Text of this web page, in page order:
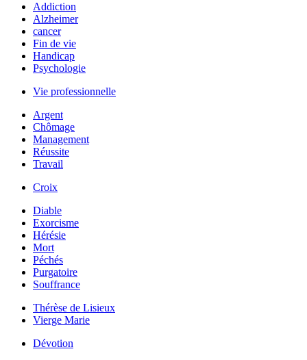
Addiction
Alzheimer
cancer
Fin de vie
Handicap
Psychologie
Vie professionnelle
Argent
Chômage
Management
Réussite
Travail
Croix
Diable
Exorcisme
Hérésie
Mort
Péchés
Purgatoire
Souffrance
Thérèse de Lisieux
Vierge Marie
Dévotion